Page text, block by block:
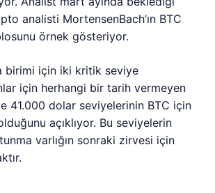
analisti MortensenBach’ın BTC
örnek gösteriyor.
birimi için iki kritik seviye
için herhangi bir tarih vermeyen
41.000 dolar seviyelerinin BTC için
açıklıyor. Bu seviyelerin
varlığın sonraki zirvesi için